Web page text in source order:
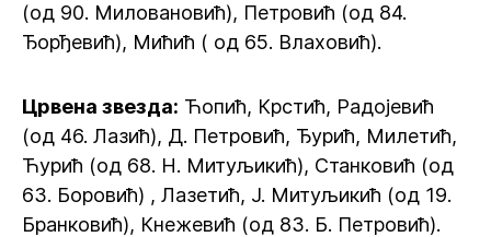
(од 90. Миловановић), Петровић (од 84.
Ђорђевић), Мићић ( од 65. Влаховић).
Црвена звезда: Ћопић, Крстић, Радојевић
(од 46. Лазић), Д. Петровић, Ђурић, Милетић,
Ћурић (од 68. Н. Митуљикић), Станковић (од
63. Боровић) , Лазетић, Ј. Митуљикић (од 19.
Бранковић), Кнежевић (од 83. Б. Петровић).